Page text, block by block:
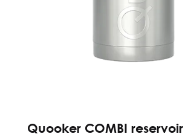
Quooker COMBI reservoir